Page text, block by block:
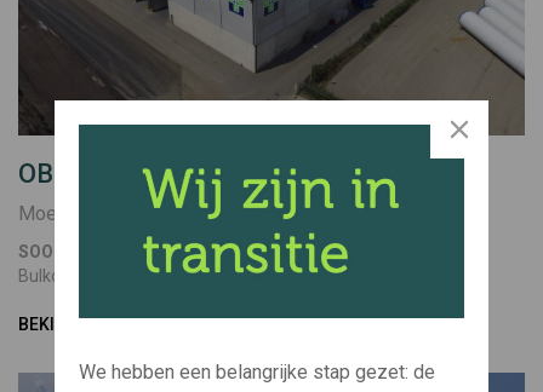
OBM MOERDIJK
Moerdijk
SOORT
Bulkopslag
BOUWJAAR
2018
BEKIJK PROJECT
We hebben een belangrijke stap gezet: de